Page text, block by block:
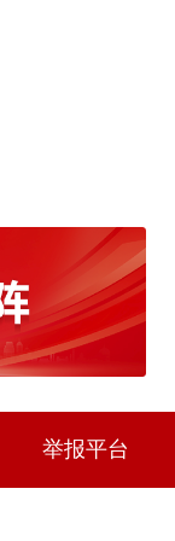
举报平台